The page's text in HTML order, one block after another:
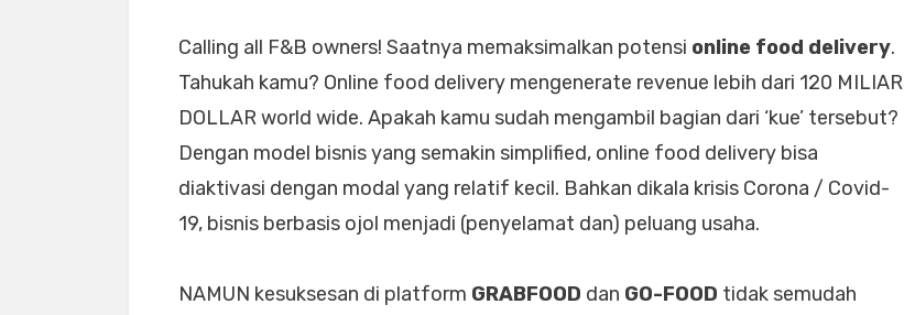
Calling all F&B owners! Saatnya memaksimalkan potensi online food delivery.
Tahukah kamu? Online food delivery mengenerate revenue lebih dari 120 MILIAR
DOLLAR world wide. Apakah kamu sudah mengambil bagian dari ‘kue’ tersebut?
Dengan model bisnis yang semakin simplified, online food delivery bisa
diaktivasi dengan modal yang relatif kecil. Bahkan dikala krisis Corona / Covid-
19, bisnis berbasis ojol menjadi (penyelamat dan) peluang usaha.
NAMUN kesuksesan di platform GRABFOOD dan GO-FOOD tidak semudah